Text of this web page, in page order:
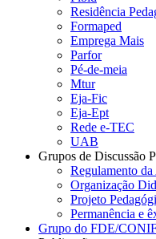
Residência
Formaped
Emprega Mais
Parfor
Pé-de-meia
Mtur
Eja-Fic
Eja-Ept
Rede e-TEC
UAB
Grupos de Discussão
Regulamento
Organização
Projeto
Permanência e
Grupo do FDE/